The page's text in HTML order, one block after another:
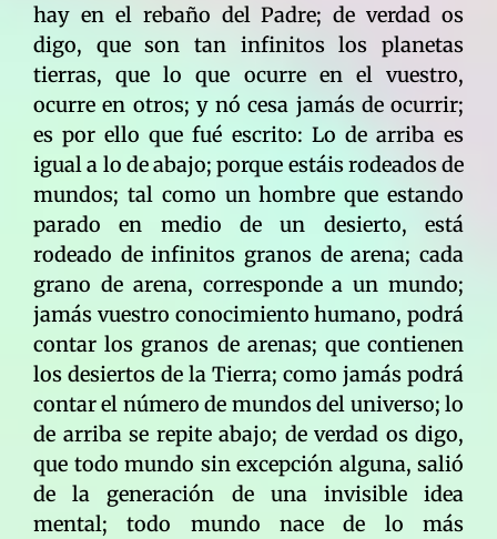
hay en el rebaño del Padre; de verdad os
digo, que son tan infinitos los planetas
tierras, que lo que ocurre en el vuestro,
ocurre en otros; y nó cesa jamás de ocurrir;
es por ello que fué escrito: Lo de arriba es
igual a lo de abajo; porque estáis rodeados de
mundos; tal como un hombre que estando
parado en medio de un desierto, está
rodeado de infinitos granos de arena; cada
grano de arena, corresponde a un mundo;
jamás vuestro conocimiento humano, podrá
contar los granos de arenas; que contienen
los desiertos de la Tierra; como jamás podrá
contar el número de mundos del universo; lo
de arriba se repite abajo; de verdad os digo,
que todo mundo sin excepción alguna, salió
de la generación de una invisible idea
mental; todo mundo nace de lo más